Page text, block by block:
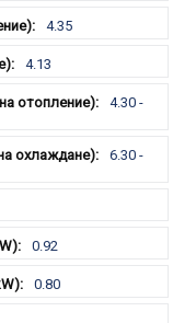
4.35
4.13
4.30 -
6.30 -
0.92
0.80